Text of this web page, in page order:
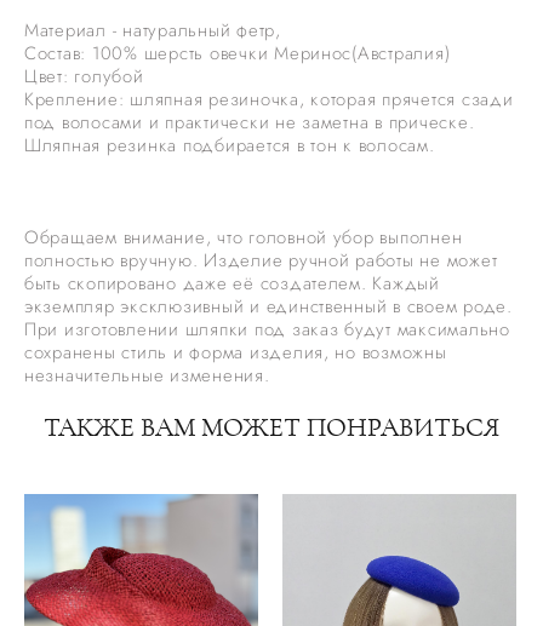
Материал - натуральный фетр,
Состав: 100% шерсть овечки Меринос(Австралия)
Цвет: голубой
Крепление: шляпная резиночка, которая прячется сзади
под волосами и практически не заметна в прическе.
Шляпная резинка подбирается в тон к волосам.
Обращаем внимание, что головной убор выполнен
полностью вручную. Изделие ручной работы не может
быть скопировано даже её создателем. Каждый
экземпляр эксклюзивный и единственный в своем роде.
При изготовлении шляпки под заказ будут максимально
сохранены стиль и форма изделия, но возможны
незначительные изменения.
ТАКЖЕ ВАМ МОЖЕТ ПОНРАВИТЬСЯ